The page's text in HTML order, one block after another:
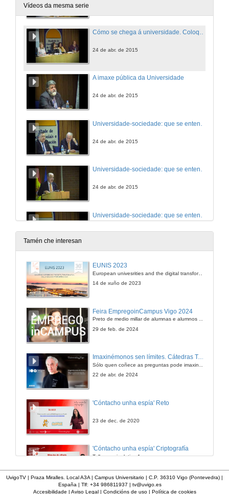
Vídeos da mesma serie
24 de abr. de 2015
A imaxe pública da Universidade
24 de abr. de 2015
24 de abr. de 2015
Universidade-sociedade: que se entendan mellor é posible
24 de abr. de 2015
24 de abr. de 2015
Tamén che interesan
EUNIS 2023
European univesrities and the digital transformation: challenges and opportunities ahead
14 de xuño de 2023
Feira EmpregoinCampus Vigo 2024
Preto de medio millar de alumnas e alumnos buscan coñecer máis de preto as oportunidades que lles achegan as arredor de medio cento de empresas que participan na edición viguesa da feira. Xunto coa visita aos stands, durante a feria desenvólvense varias actividades complementarias, como obradoiros, conversas, mesas redondas ou o pasaporte de empregabilidade, un espazo no que poderán recibir asesoramento sobre o seu CV.
29 de feb. de 2024
Imaxinémonos sen límites. Cátedras Telefónica
22 de abr. de 2024
'Cóntacho unha espía' Reto
23 de dec. de 2020
'Cóntacho unha espía' Criptografía
Taller manipulativo 1
UvigoTV | Praza Miralles. Local A3A | Campus Universitario | C.P. 36310 Vigo (Pontevedra) |
España | Tlf: +34 986811937 | tv@uvigo.es
Accesibilidade | Aviso Legal| Condicións de uso| Política de cookies